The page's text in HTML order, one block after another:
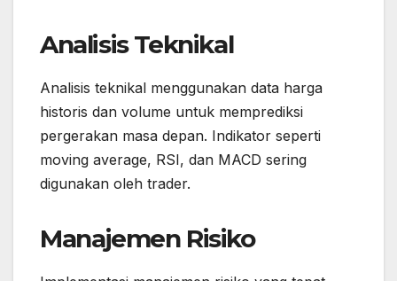
Analisis Teknikal
Analisis teknikal menggunakan data harga
historis dan volume untuk memprediksi
pergerakan masa depan. Indikator seperti
moving average, RSI, dan MACD sering
digunakan oleh trader.
Manajemen Risiko